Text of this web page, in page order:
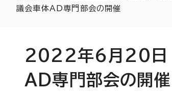
議会車体AD専門部会の開催
2022年6月20日
AD専門部会の開催